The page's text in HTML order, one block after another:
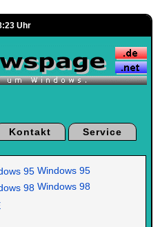
Uhr
Kontakt
Service
Windows 95
Windows 98